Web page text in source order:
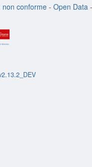
non conforme - Open Data -